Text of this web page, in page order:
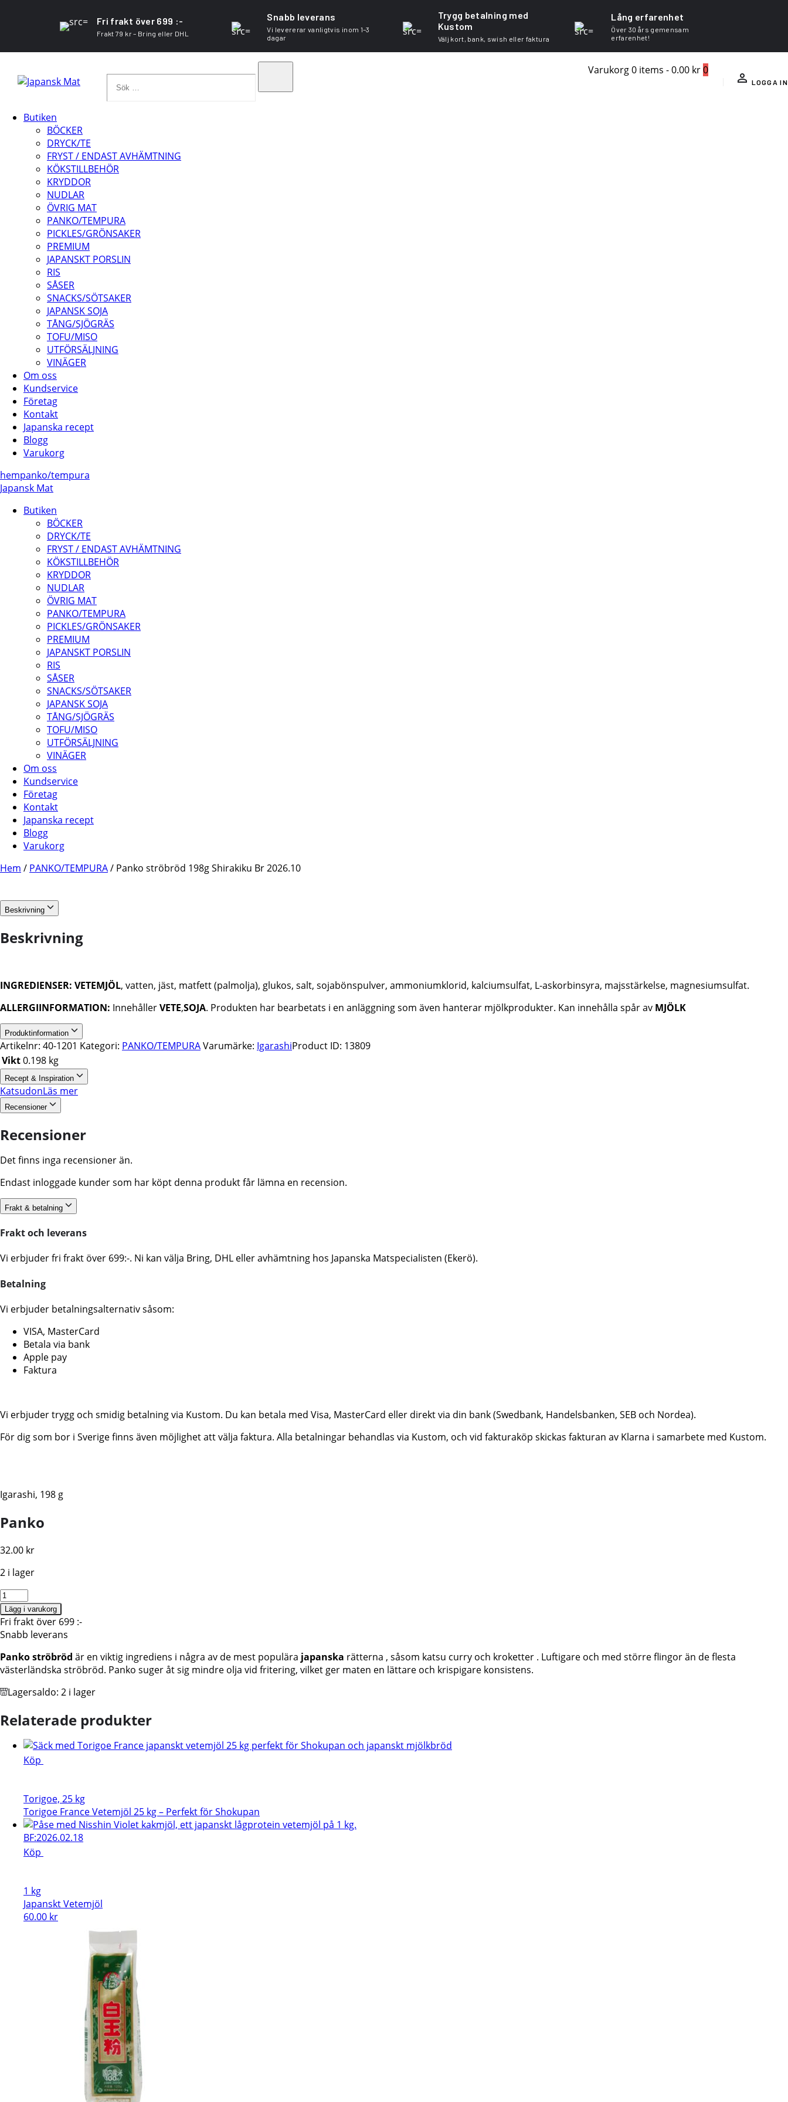
Fri frakt över 699 :-
Frakt 79 kr – Bring eller DHL
Snabb leverans
Vi levererar vanligtvis inom 1–3
dagar
Trygg betalning med
Kustom
Välj kort, bank, swish eller faktura
Lång erfarenhet
Över 30 års gemensam
erfarenhet!
Varukorg0 items -0.00 kr0
LOGGA IN
Butiken
BÖCKER
DRYCK/TE
FRYST / ENDAST AVHÄMTNING
KÖKSTILLBEHÖR
KRYDDOR
NUDLAR
ÖVRIG MAT
PANKO/TEMPURA
PICKLES/GRÖNSAKER
PREMIUM
JAPANSKT PORSLIN
RIS
SÅSER
SNACKS/SÖTSAKER
JAPANSK SOJA
TÅNG/SJÖGRÄS
TOFU/MISO
UTFÖRSÄLJNING
VINÄGER
Om oss
Kundservice
Företag
Kontakt
Japanska recept
Blogg
Varukorg
hempanko/tempura
Japansk Mat
Butiken
BÖCKER
DRYCK/TE
FRYST / ENDAST AVHÄMTNING
KÖKSTILLBEHÖR
KRYDDOR
NUDLAR
ÖVRIG MAT
PANKO/TEMPURA
PICKLES/GRÖNSAKER
PREMIUM
JAPANSKT PORSLIN
RIS
SÅSER
SNACKS/SÖTSAKER
JAPANSK SOJA
TÅNG/SJÖGRÄS
TOFU/MISO
UTFÖRSÄLJNING
VINÄGER
Om oss
Kundservice
Företag
Kontakt
Japanska recept
Blogg
Varukorg
Hem / PANKO/TEMPURA/ Panko ströbröd 198g Shirakiku Br 2026.10
Beskrivning
Beskrivning
INGREDIENSER: VETEMJÖL, vatten, jäst, matfett (palmolja), glukos, salt, sojabönspulver, ammoniumklorid, kalciumsulfat, L-askorbinsyra, majsstärkelse, magnesiumsulfat.
ALLERGIINFORMATION: InnehållerVETE,SOJA. Produkten har bearbetats i en anläggning som även hanterar mjölkprodukter. Kan innehålla spår av MJÖLK
Produktinformation
Artikelnr: 40-1201 Kategori: PANKO/TEMPURAVarumärke: IgarashiProduct ID: 13809
Vikt0.198 kg
Recept & Inspiration
KatsudonLäs mer
Recensioner
Recensioner
Det finns inga recensioner än.
Endast inloggade kunder som har köpt denna produkt får lämna en recension.
Frakt & betalning
Frakt och leverans
Vi erbjuder fri frakt över 699:-. Ni kan välja Bring, DHL eller avhämtning hos Japanska Matspecialisten (Ekerö).
Betalning
Vi erbjuder betalningsalternativ såsom:
VISA, MasterCard
Betala via bank
Apple pay
Faktura
Vi erbjuder trygg och smidig betalning via Kustom. Du kan betala med Visa, MasterCard eller direkt via din bank (Swedbank, Handelsbanken, SEB och Nordea).
För dig som bor i Sverige finns även möjlighet att välja faktura. Alla betalningar behandlas via Kustom, och vid fakturaköp skickas fakturan av Klarna i samarbete med Kustom.
Igarashi, 198 g
Panko
32.00 kr
2 i lager
Panko
ströbröd
198g
Shirakiku
2026.10
mängd
Lägg i varukorg
Fri frakt över 699 :-
Snabb leverans
Pankoströbröd är en viktig ingrediens i några av de mest populära japanska rätterna , såsom katsu curry och kroketter . Luftigare och med större flingor än de flesta
västerländska ströbröd. Panko suger åt sig mindre olja vid fritering, vilket ger maten en lättare och krispigare konsistens.
Lagersaldo: 2 i lager
Relaterade produkter
Köp
Torigoe, 25 kg
Torigoe France Vetemjöl 25 kg – Perfekt för Shokupan
BF:2026.02.18
Köp
1 kg
Japanskt Vetemjöl
60.00 kr